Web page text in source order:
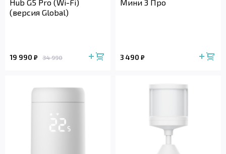
Hub G5 Pro (Wi-Fi)
(версия Global)
19 990 ₽ 34 990
Мини 3 Про
3 490 ₽